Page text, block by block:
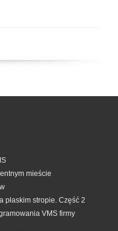
mieście
płaskim stropie. Część 2
VMS firmy